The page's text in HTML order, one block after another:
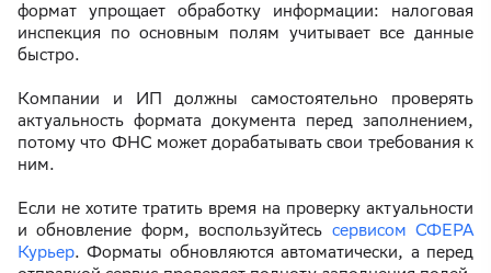
формат упрощает обработку информации: налоговая
инспекция по основным полям учитывает все данные
быстро.
Компании и ИП должны самостоятельно проверять
актуальность формата документа перед заполнением,
потому что ФНС может дорабатывать свои требования к
ним.
Если не хотите тратить время на проверку актуальности
и обновление форм, воспользуйтесь сервисом СФЕРА
Курьер. Форматы обновляются автоматически, а перед